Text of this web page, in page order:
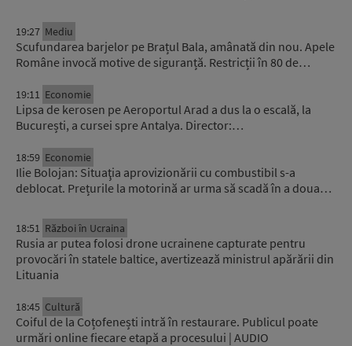
19:27 Mediu
Scufundarea barjelor pe Brațul Bala, amânată din nou. Apele
Române invocă motive de siguranță. Restricții în 80 de…
19:11 Economie
Lipsa de kerosen pe Aeroportul Arad a dus la o escală, la
București, a cursei spre Antalya. Director:…
18:59 Economie
Ilie Bolojan: Situaţia aprovizionării cu combustibil s-a
deblocat. Prețurile la motorină ar urma să scadă în a doua…
18:51 Război în Ucraina
Rusia ar putea folosi drone ucrainene capturate pentru
provocări în statele baltice, avertizează ministrul apărării din
Lituania
18:45 Cultură
Coiful de la Coțofenești intră în restaurare. Publicul poate
urmări online fiecare etapă a procesului | AUDIO